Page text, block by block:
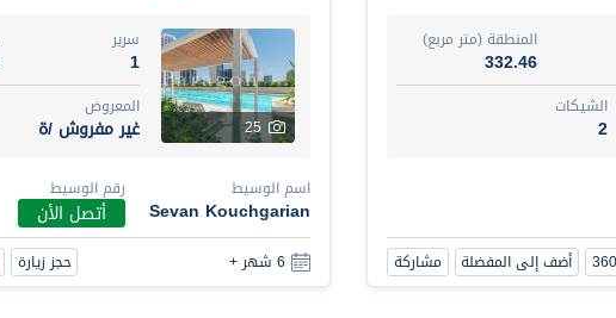
3
اسم الوسيط
TAKOUHI DIT TAMAR DAKESSIAN
6 شهر +
3 bhk villa near maktoum airport r/a
المنطقة (متر مربع)
332.46
الشيكات
2
أضف إلى المفضلة مشاركة
25
سرير
1
المعروض
غير مفروش /ة
اسم الوسيط
Sevan Kouchgarian
رقم الوسيط
أتصل الأن
6 شهر + حجز زيارة